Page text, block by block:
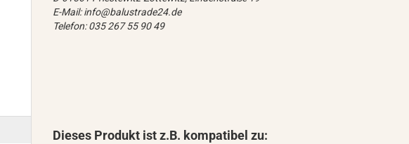
E-Mail: info@balustrade24.de
Telefon: 035 267 55 90 49
Dieses Produkt ist z.B. kompatibel zu: